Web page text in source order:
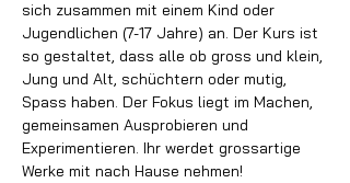
sich zusammen mit einem Kind oder
Jugendlichen (7-17 Jahre) an. Der Kurs ist
so gestaltet, dass alle ob gross und klein,
Jung und Alt, schüchtern oder mutig,
Spass haben. Der Fokus liegt im Machen,
gemeinsamen Ausprobieren und
Experimentieren. Ihr werdet grossartige
Werke mit nach Hause nehmen!